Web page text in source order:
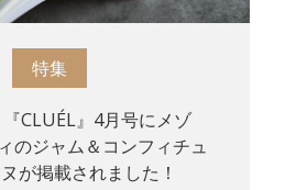
特集
CLUÉL』4月号にメゾ
のジャム＆コンフィチュ
が掲載されました！